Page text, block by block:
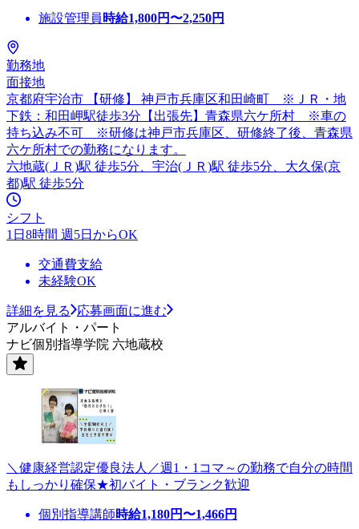
施設管理員 時給1,800円〜2,250円
勤務地
面接地
京都府宇治市 【研修】 神戸市兵庫区和田崎町 ※ＪＲ・地
下鉄：和田岬駅徒歩3分【出張先】青森県六ケ所村 ※車の
持ち込み不可 ※研修は神戸市兵庫区、研修終了後、青森県
六ケ所村での勤務になります。
六地蔵(ＪＲ)駅 徒歩5分、宇治(ＪＲ)駅 徒歩5分、大久保(京
都)駅 徒歩5分
シフト
1日8時間 週5日からOK
交通費支給
未経験OK
詳細を見る
応募画面に進む
アルバイト・パート
ナビ個別指導学院 六地蔵校
＼健康経営認定優良法人／週1・1コマ～の勤務で自分の時間
もしっかり確保★初バイト・ブランク歓迎
個別指導講師時給1,180円〜1,466円